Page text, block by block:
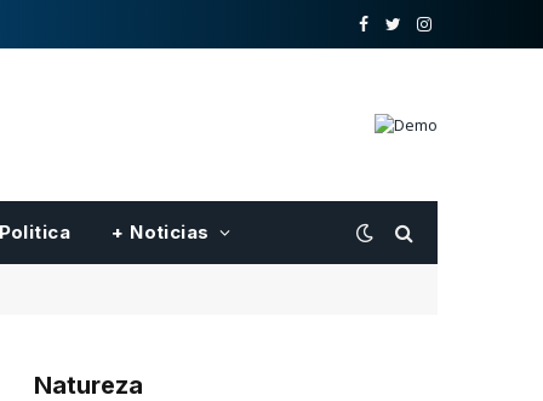
o
TwitterInstagram
Politica + Noticias
Natureza